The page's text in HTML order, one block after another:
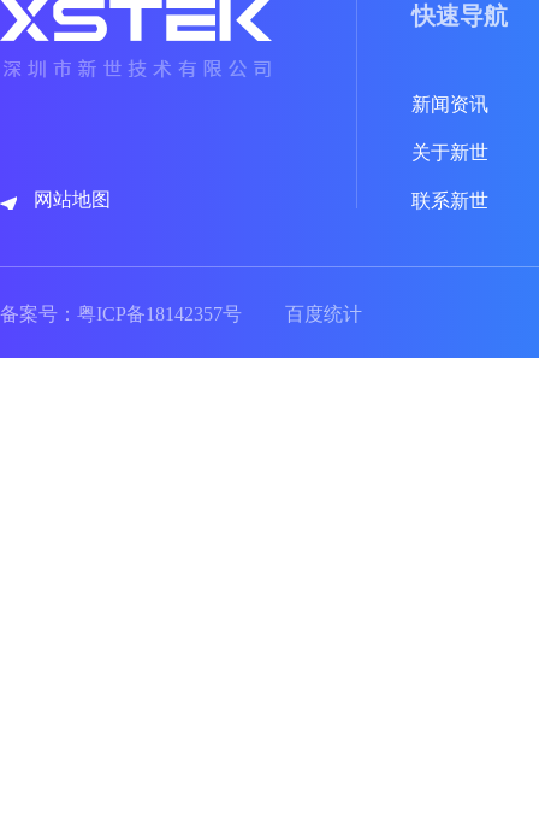
网站地图
快速导航
新闻资讯
关于新世
联系新世
备案号： 粤ICP备18142357号 百度统计